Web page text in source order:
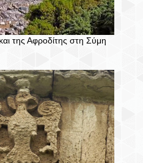
της Αφροδίτης στη Σύμη